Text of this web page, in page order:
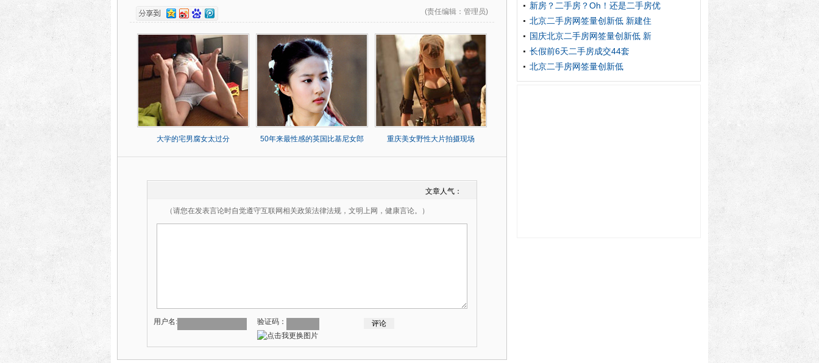
(责任编辑 ：管理员)
大学的宅男腐女太过分 50年来最性感的英国比基尼女郎 重庆美女野性大片拍摄现场
文章人气：
（请您在发表言论时自觉遵守互联网相关政策法律法规，文明上网，健康言论。）
用户名: 验证码：
新房？二手房？Oh！还是二手房优
北京二手房网签量创新低 新建住
国庆北京二手房网签量创新低 新
长假前6天二手房成交44套
北京二手房网签量创新低